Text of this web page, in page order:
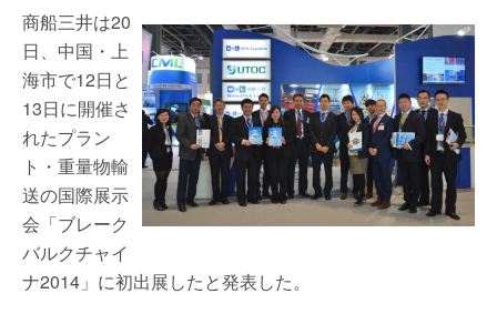
商船三井は20
日、中国・上
海市で12日と
13日に開催さ
れたプラン
ト・重量物輸
送の国際展示
会「ブレーク
バルクチャイ
ナ2014」に初出展したと発表した。